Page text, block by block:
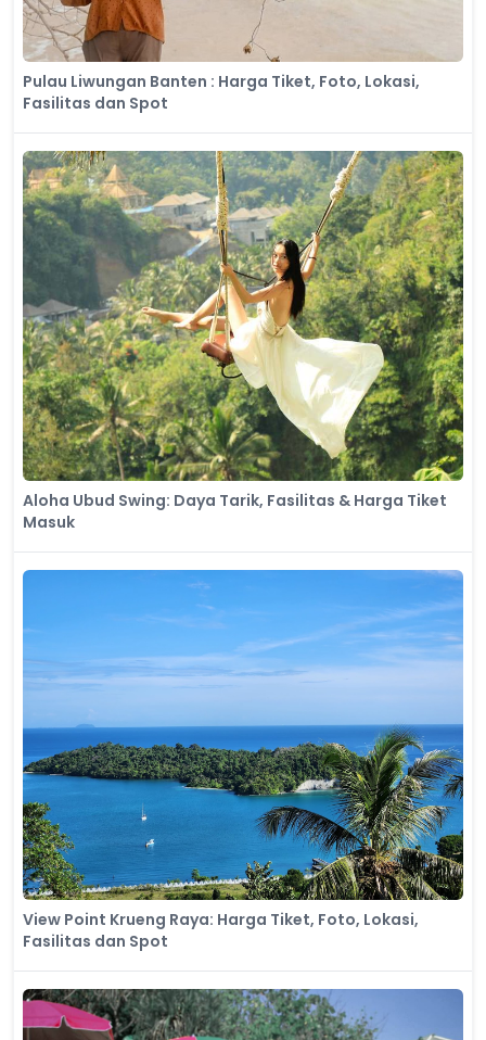
Pulau Liwungan Banten : Harga Tiket, Foto, Lokasi,
Fasilitas dan Spot
Aloha Ubud Swing: Daya Tarik, Fasilitas & Harga Tiket
Masuk
View Point Krueng Raya: Harga Tiket, Foto, Lokasi,
Fasilitas dan Spot